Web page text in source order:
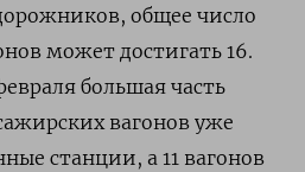
общее число
может достигать 16.
большая часть
вагонов уже
станции, а 11 вагонов